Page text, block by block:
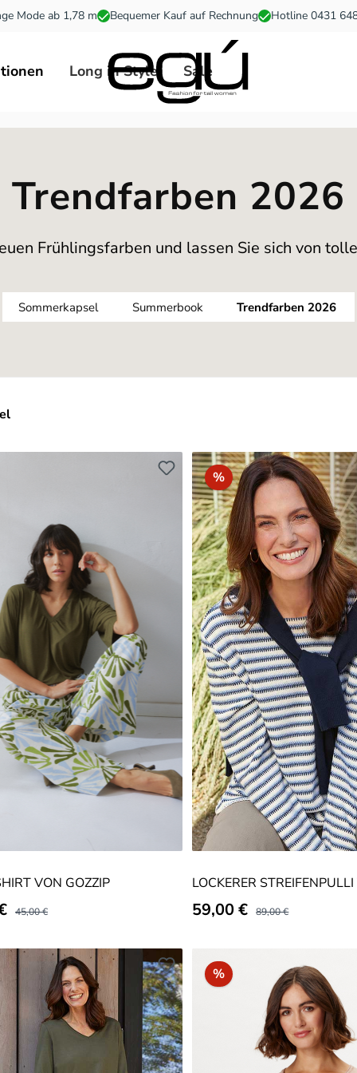
Mode ab 1,78 m Bequemer Kauf auf Rechnung Hotline 0431
Long in Style Sale
Trendfarben 2026
Frühlingsfarben und lassen Sie sich von
Sommerkapsel Summerbook Trendfarben 2026
VON GOZZIP
Regulärer Preis:
45,00 €
%Rabatt
LOCKERER
Verkaufspreis:
59,00 € Regulärer Preis:
89,00 €
%Rabatt